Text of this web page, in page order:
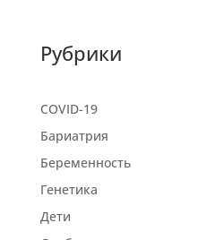
Рубрики
COVID-19
Бариатрия
Беременность
Генетика
Дети